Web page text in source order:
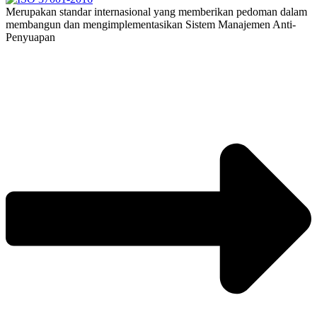
Merupakan standar internasional yang memberikan pedoman dalam
membangun dan mengimplementasikan Sistem Manajemen Anti-
Penyuapan